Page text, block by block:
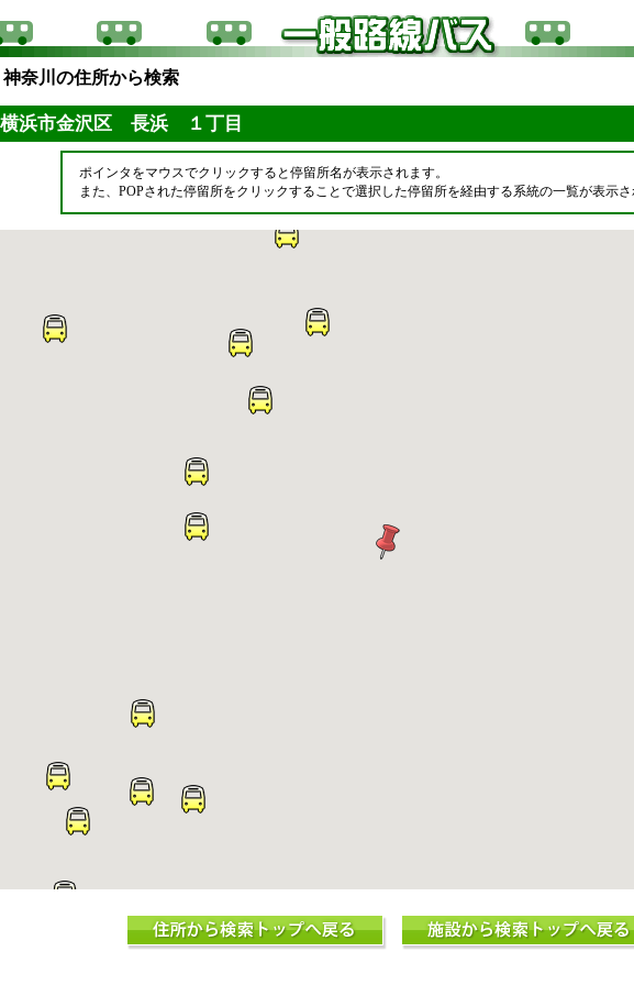
神奈川の住所から検索
浜市金沢区 長浜 １丁目
ポインタをマウスでクリックすると停留所名が表示されます。
また、POPされた停留所をクリックすることで選択した停留所を経由する系統の一覧が表示